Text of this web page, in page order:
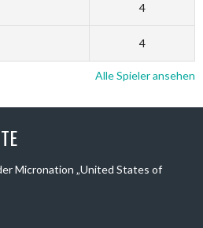
4
4
Alle Spieler ansehen
Micronation „United States of